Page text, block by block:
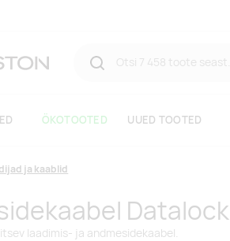
ÖKOTOOTED UUED TOOTED
ja kaablid
Datalock
laadimis- ja andmesidekaabel.